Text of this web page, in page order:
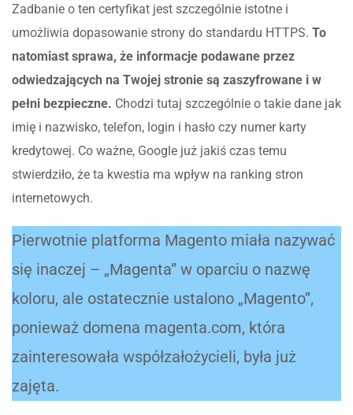
Zadbanie o ten certyfikat jest szczególnie istotne i
umożliwia dopasowanie strony do standardu HTTPS. To
natomiast sprawa, że informacje podawane przez
odwiedzających na Twojej stronie są zaszyfrowane i w
pełni bezpieczne. Chodzi tutaj szczególnie o takie dane jak
imię i nazwisko, telefon, login i hasło czy numer karty
kredytowej. Co ważne, Google już jakiś czas temu
stwierdziło, że ta kwestia ma wpływ na ranking stron
internetowych.
Pierwotnie platforma Magento miała nazywać
się inaczej – „Magenta” w oparciu o nazwę
koloru, ale ostatecznie ustalono „Magento”,
ponieważ domena magenta.com, która
zainteresowała współzałożycieli, była już
zajęta.